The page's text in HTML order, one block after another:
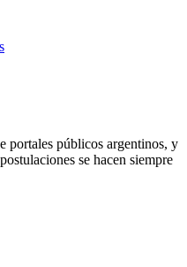
portales públicos argentinos, y
se hacen siempre